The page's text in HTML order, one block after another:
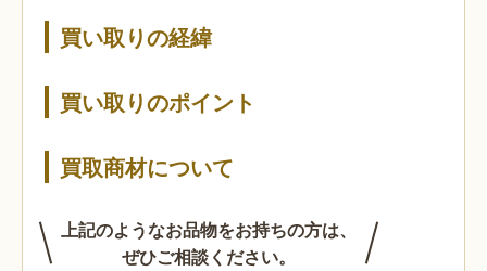
買い取りの経緯
買い取りのポイント
買取商材について
上記のようなお品物をお持ちの方は、
ぜひご相談ください。